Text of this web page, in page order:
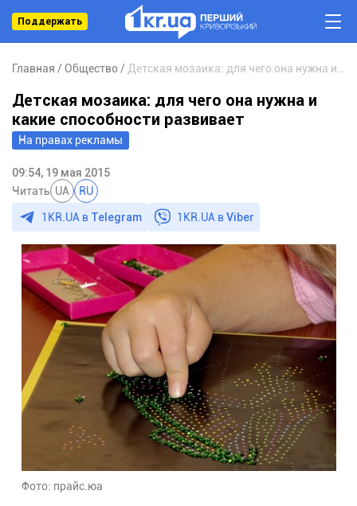
Поддержать
Главная Общество
На правах рекламы
Детская мозаика: для чего она нужна и
какие способности развивает
09:54, 19 мая 2015
Читать UA RU
1KR.UA в Telegram 1KR.UA вViber
Фото: прайс.юа